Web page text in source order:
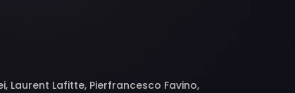
Laurent Lafitte, Pierfrancesco Favino,